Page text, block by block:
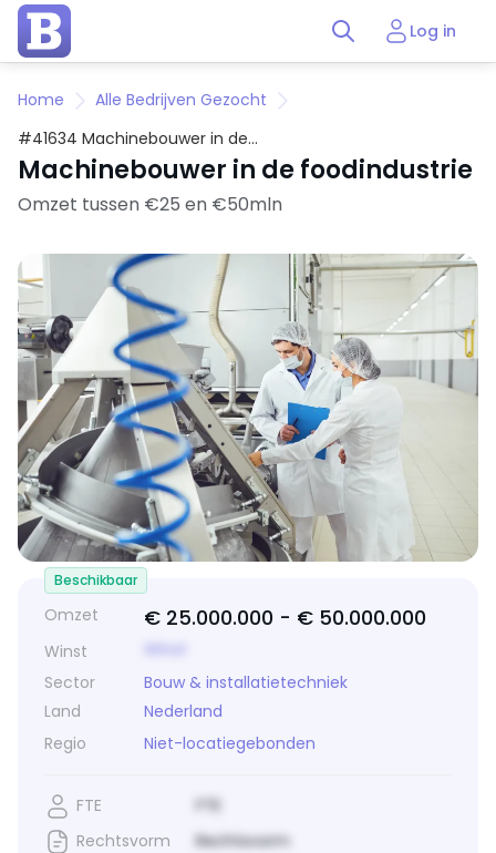
Log in
Home
Alle Bedrijven Gezocht
#41634 Machinebouwer in de
foodindustrie
Machinebouwer in de foodindustrie
Omzet tussen €25 en €50mln
Omzet € 25.000.000 - € 50.000.000
Winst
Sector
Bouw & installatietechniek
Land
Nederland
Regio
Niet-locatiegebonden
Beschikbaar
FTE
FTE
Rechtsvorm
Rechtsvorm